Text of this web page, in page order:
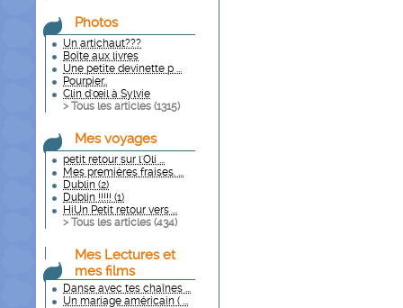
Photos
Un artichaut???
Boîte aux livres
Une petite devinette p ...
Pourpier..
Clin d'œil à Sylvie
> Tous les articles (1315)
Mes voyages
petit retour sur l'Oli ...
Mes premières fraises. ...
Dublin (2)
Dublin !!!!! (1)
HiUn Petit retour vers ...
> Tous les articles (434)
Mes Lectures et
mes films
Danse avec tes chaînes ...
Un mariage américain ( ...